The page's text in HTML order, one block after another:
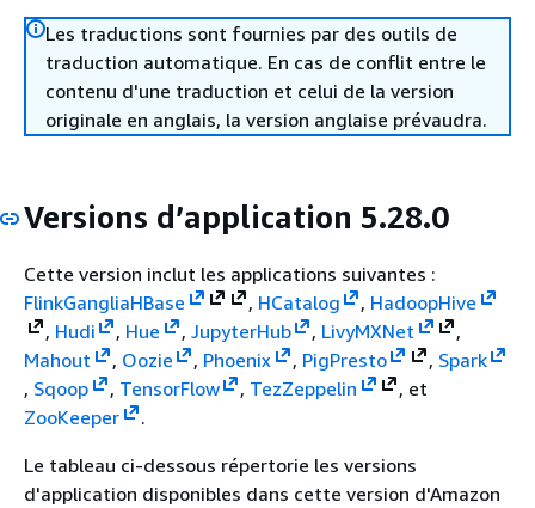
Les traductions sont fournies par des outils de
traduction automatique. En cas de conflit entre le
contenu d'une traduction et celui de la version
originale en anglais, la version anglaise prévaudra.
Versions d’application 5.28.0
Cette version inclut les applications suivantes :
FlinkGangliaHBase , HCatalog , HadoopHive
, Hudi , Hue , JupyterHub , LivyMXNet
,
Mahout
, Oozie , Phoenix , PigPresto , Spark
, Sqoop , TensorFlow , TezZeppelin
, et
ZooKeeper
.
Le tableau ci-dessous répertorie les versions
d'application disponibles dans cette version d'Amazon